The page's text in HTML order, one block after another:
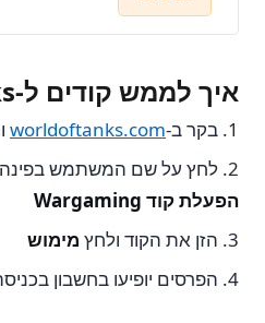
איך לממש קודים ל-World of Tanks
בקר ב-worldoftanks.com
לחץ על שם המשתמש בפינה
הפעלת קוד Wargaming
הזן את הקוד ולחץ מימוש
הפרסים יופיעו בחשבון